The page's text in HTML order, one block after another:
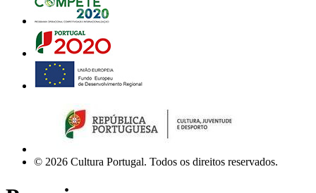
© 2026 Cultura Portugal. Todos os direitos reservados.